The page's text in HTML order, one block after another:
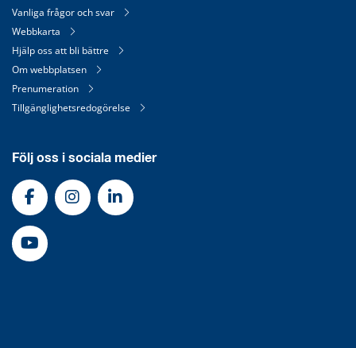
Vanliga frågor och svar
Webbkarta
Hjälp oss att bli bättre
Om webbplatsen
Prenumeration
Tillgänglighetsredogörelse
Följ oss i sociala medier